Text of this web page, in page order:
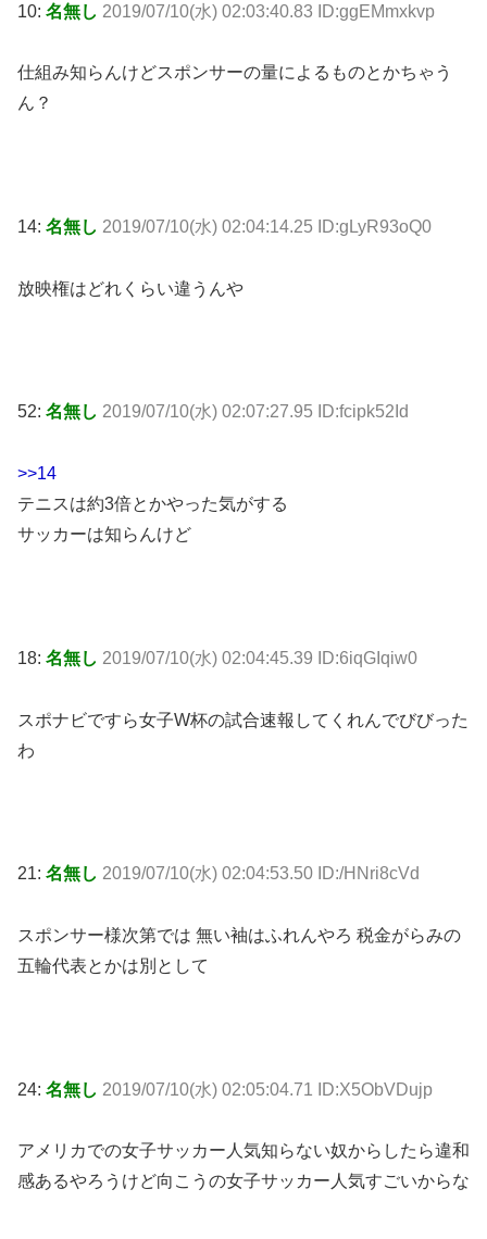
10: 名無し 2019/07/10(水) 02:03:40.83 ID:ggEMmxkvp
仕組み知らんけどスポンサーの量によるものとかちゃう
ん？
14: 名無し 2019/07/10(水) 02:04:14.25 ID:gLyR93oQ0
放映権はどれくらい違うんや
52: 名無し 2019/07/10(水) 02:07:27.95 ID:fcipk52Id
>>14
テニスは約3倍とかやった気がする
サッカーは知らんけど
18: 名無し 2019/07/10(水) 02:04:45.39 ID:6iqGIqiw0
スポナビですら女子W杯の試合速報してくれんでびびった
わ
21: 名無し 2019/07/10(水) 02:04:53.50 ID:/HNri8cVd
スポンサー様次第では 無い袖はふれんやろ 税金がらみの
五輪代表とかは別として
24: 名無し 2019/07/10(水) 02:05:04.71 ID:X5ObVDujp
アメリカでの女子サッカー人気知らない奴からしたら違和
感あるやろうけど向こうの女子サッカー人気すごいからな